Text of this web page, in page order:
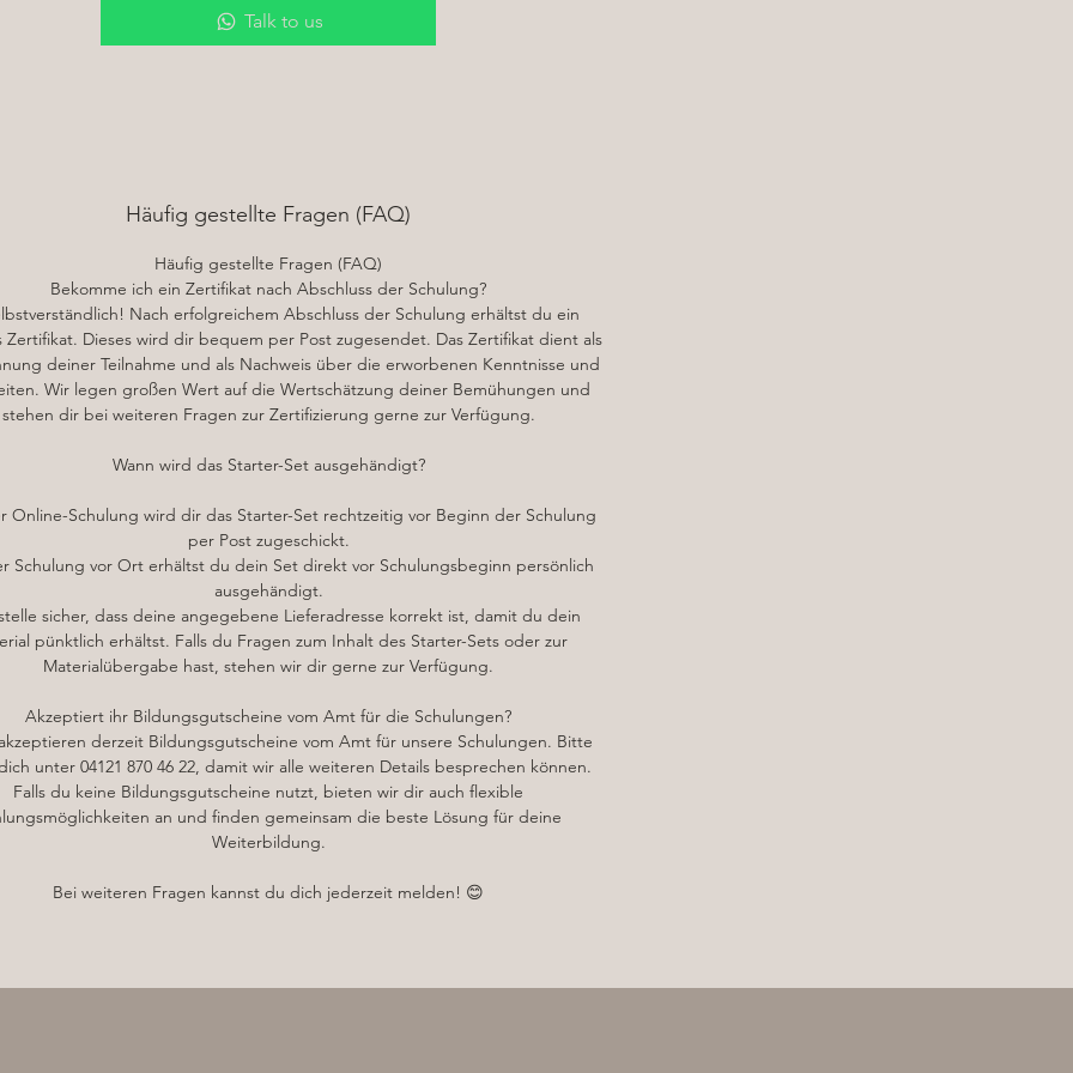
✔ Definition und Formung von Körperpartien
✔ Abbau von Fettdepots
da sie die Zellerneuerung anregt und das Bindegewebe stärkt.
Durch eine verbesserte Sauerstoffversorgung im Blut wird die Haut
und gesünder, während Giftstoffe sanft abtransportiert werden.
Das Beste daran? Diese traditionelle Massage funktioniert vollkommen
ohne invasive Eingriffe. Dank der verschiedenen Formen der
kannst du unterschiedliche Körperregionen gezielt behandeln
und welche Vorteile sie dir und deinen Kunden bietet – es
lohnt sich!
Dein Starterset für die Schulung beinhaltet:
✅ 1x 6-teiliges Maderotherapie-Set
✅ 1x Körperöl Rügener Heilkreide
✅ 1x Download Ordner Google Drive ( Pflege, Einverständnis,
Kundenkarte, Bildmaterial, Schulungsunterlagen)
Teilnahmevoraussetzungen:
Bitte beachte, dass dein Schulungsplatz erst nach Zahlungseingang und
nur mit vorheriger Anmeldung möglich. Damit wir den Termin
anderen Zwecke gespeichert oder genutzt.
Talk to us
Häufig gestellte Fragen (FAQ)
Häufig gestellte Fragen (FAQ)
Bekomme ich ein Zertifikat nach Abschluss der Schulung?
Nach erfolgreichem Abschluss der Schulung erhältst du ein
Zertifikat. Dieses wird dir bequem per Post zugesendet. Das Zertifikat dient als
deiner Teilnahme und als Nachweis über die erworbenen Kenntnisse und
Wir legen großen Wert auf die Wertschätzung deiner Bemühungen und
stehen dir bei weiteren Fragen zur Zertifizierung gerne zur Verfügung.
Wann wird das Starter-Set ausgehändigt?
Online-Schulung wird dir das Starter-Set rechtzeitig vor Beginn der Schulung
per Post zugeschickt.
Schulung vor Ort erhältst du dein Set direkt vor Schulungsbeginn persönlich
ausgehändigt.
sicher, dass deine angegebene Lieferadresse korrekt ist, damit du dein
pünktlich erhältst. Falls du Fragen zum Inhalt des Starter-Sets oder zur
Materialübergabe hast, stehen wir dir gerne zur Verfügung.
Akzeptiert ihr Bildungsgutscheine vom Amt für die Schulungen?
derzeit Bildungsgutscheine vom Amt für unsere Schulungen. Bitte
unter 04121 870 46 22, damit wir alle weiteren Details besprechen können.
Falls du keine Bildungsgutscheine nutzt, bieten wir dir auch flexible
an und finden gemeinsam die beste Lösung für deine
Weiterbildung.
Bei weiteren Fragen kannst du dich jederzeit melden! 😊